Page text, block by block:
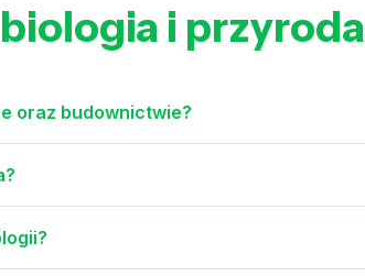
biologia i przyroda
oraz budownictwie?